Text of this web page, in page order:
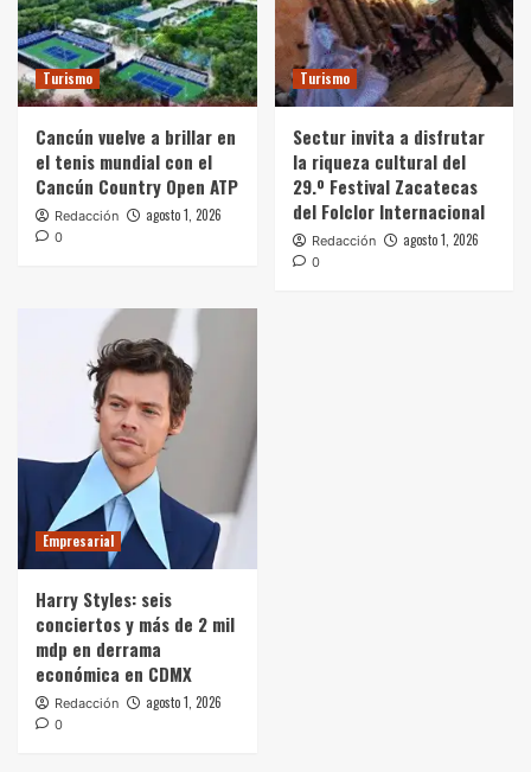
Turismo
Cancún vuelve a brillar en
el tenis mundial con el
Cancún Country Open ATP
Redacción agosto 1, 2026
0
Turismo
Sectur invita a disfrutar
la riqueza cultural del
29.º Festival Zacatecas
del Folclor Internacional
Redacción agosto 1, 2026
0
Empresarial
Harry Styles: seis
conciertos y más de 2 mil
mdp en derrama
económica en CDMX
Redacción agosto 1, 2026
0